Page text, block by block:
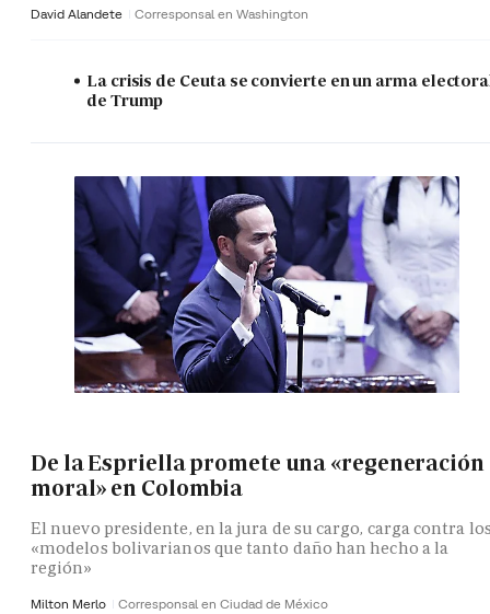
David Alandete Corresponsal en Washington
La crisis de Ceuta se convierte en un arma
de Trump
De la Espriella promete una «regeneración
moral» en Colombia
El nuevo presidente, en la jura de su cargo, carga contra
«modelos bolivarianos que tanto daño han hecho a la
región»
Milton Merlo Corresponsal en Ciudad de México